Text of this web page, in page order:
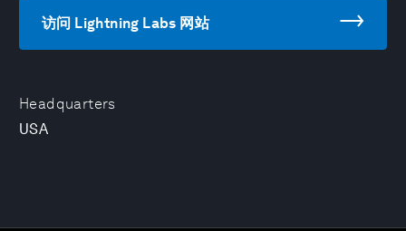
Headquarters
USA
访问 Lightning Labs 网站